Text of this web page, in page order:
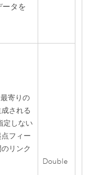
ータを
寄りの
される
定しない
フィー
リンク
Double